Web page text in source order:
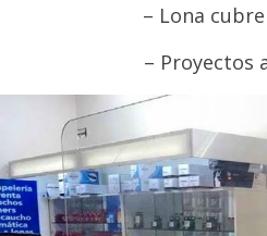
– Lona
– Proyectos